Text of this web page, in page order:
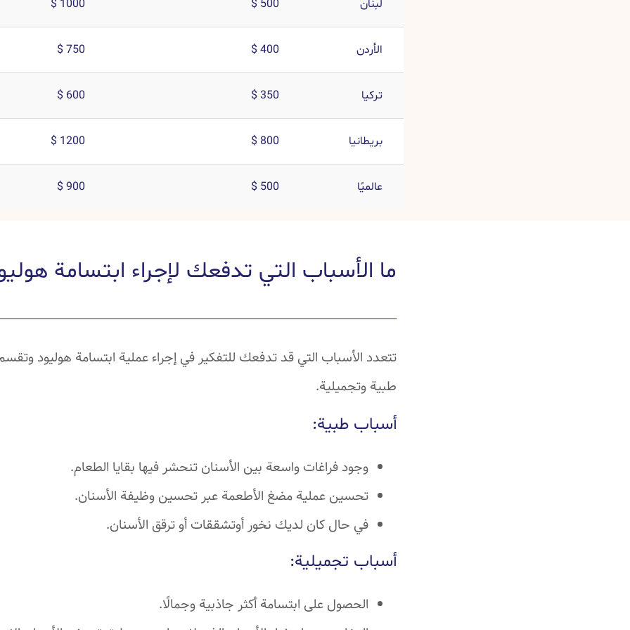
لبنان 500 $
1000 $
الأردن 400 $
750 $
تركيا 350 $
600 $
بريطانيا 800 $
1200 $
عالميًا 500 $
900 $
ما الأسباب التي تدفعك لإجراء ابتسامة
تتعدد الأسباب التي قد تدفعك للتفكير في إجراء عملية ابتسامة هوليود
طبية وتجميلية.
أسباب طبية:
وجود فراغات واسعة بين الأسنان تنحشر فيها بقايا الطعام.
تحسين عملية مضغ الأطعمة عبر تحسين وظيفة الأسنان.
في حال كان لديك نخور أوتشققات أو ترقق الأسنان.
أسباب تجميلية:
الحصول على ابتسامة أكثر جاذبية وجمالًا.